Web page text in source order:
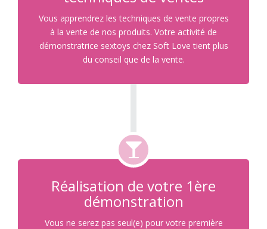
Vous apprendrez les techniques de vente propres
à la vente de nos produits. Votre activité de
démonstratrice sextoys chez Soft Love tient plus
du conseil que de la vente.
Réalisation de votre 1ère
démonstration
Vous ne serez pas seul(e) pour votre première